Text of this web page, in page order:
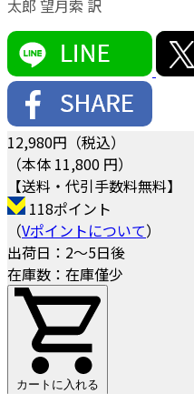
太郎 望月索 訳
12,980円（税込）
（本体 11,800 円）
【送料・代引手数料無料】
118ポイント
（Vポイントについて）
出荷日：2～5日後
在庫数：在庫僅少
カートに入れる